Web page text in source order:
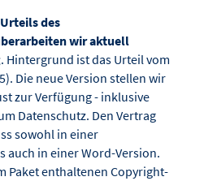
des
wir aktuell
. Hintergrund ist das Urteil vom
Die neue Version stellen wir
zur Verfügung - inklusive
Datenschutz. Den Vertrag
sowohl in einer
auch in einer Word-Version.
Paket enthaltenen Copyright-